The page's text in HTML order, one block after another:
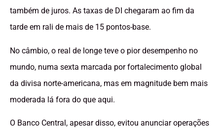
também de juros. As taxas de DI chegaram ao fim da
tarde em rali de mais de 15 pontos-base.
No câmbio, o real de longe teve o pior desempenho no
mundo, numa sexta marcada por fortalecimento global
da divisa norte-americana, mas em magnitude bem mais
moderada lá fora do que aqui.
O Banco Central, apesar disso, evitou anunciar operações